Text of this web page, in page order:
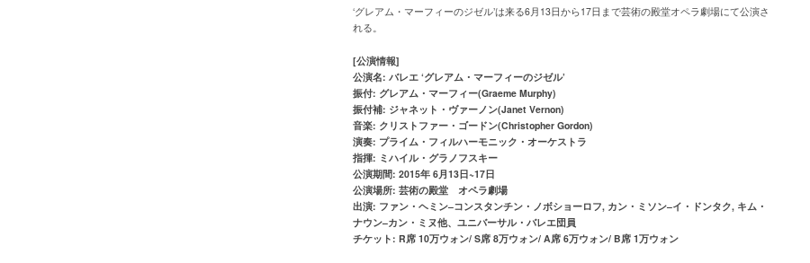
‘グレアム・マーフィーのジゼル’は来る6月13日から17日まで芸術の殿堂オペラ劇場にて公演さ
れる。
[公演情報]
公演名: バレエ ‘グレアム・マーフィーのジゼル’
振付: グレアム・マーフィー(Graeme Murphy)
振付補: ジャネット・ヴァーノン(Janet Vernon)
音楽: クリストファー・ゴードン(Christopher Gordon)
演奏: プライム・フィルハーモニック・オーケストラ
指揮: ミハイル・グラノフスキー
公演期間: 2015年 6月13日~17日
公演場所: 芸術の殿堂 オペラ劇場
出演: ファン・ヘミン–コンスタンチン・ノボショーロフ, カン・ミソン–イ・ドンタク, キム・
ナウン–カン・ミヌ他、ユニバーサル・バレエ団員
チケット : R席 10万ウォン/ S席 8万ウォン/ A席 6万ウォン/ B席 1万ウォン